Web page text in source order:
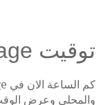
توقيت Koblerville Village الأن
والمحلي وعرض